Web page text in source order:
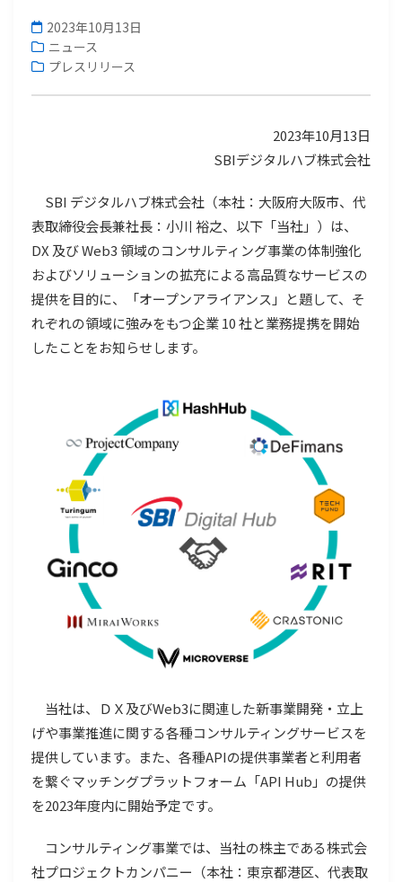
2023年10月13日
ニュース
プレスリリース
2023年10月13日
SBIデジタルハブ株式会社
SBI デジタルハブ株式会社（本社：大阪府大阪市、代
表取締役会長兼社長：小川 裕之、以下「当社」）は、
DX 及び Web3 領域のコンサルティング事業の体制強化
およびソリューションの拡充による高品質なサービスの
提供を目的に、「オープンアライアンス」と題して、そ
れぞれの領域に強みをもつ企業 10 社と業務提携を開始
したことをお知らせします。
当社は、ＤＸ及びWeb3に関連した新事業開発・立上
げや事業推進に関する各種コンサルティングサービスを
提供しています。また、各種APIの提供事業者と利用者
を繋ぐマッチングプラットフォーム「API Hub」の提供
を2023年度内に開始予定です。
コンサルティング事業では、当社の株主である株式会
社プロジェクトカンパニー（本社：東京都港区、代表取